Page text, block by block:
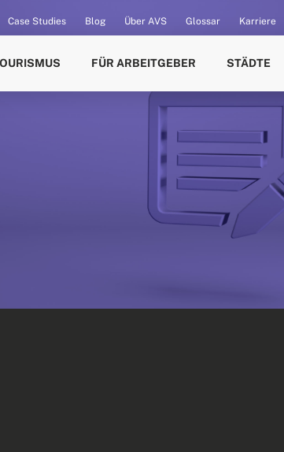
Case Studies Blog Über AVS Glossar Karriere
FÜR ARBEITGEBER STÄDTE